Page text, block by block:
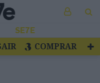
SE7E
COMPRAR